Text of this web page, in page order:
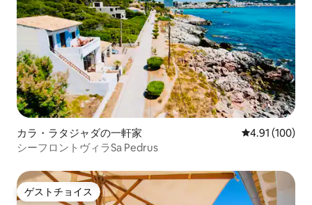
カラ・ラタジャダの一軒家 レビュー100
4.91 (100)
シーフロントヴィラSa Pedrus
ゲストチョイス
ゲストチョイス